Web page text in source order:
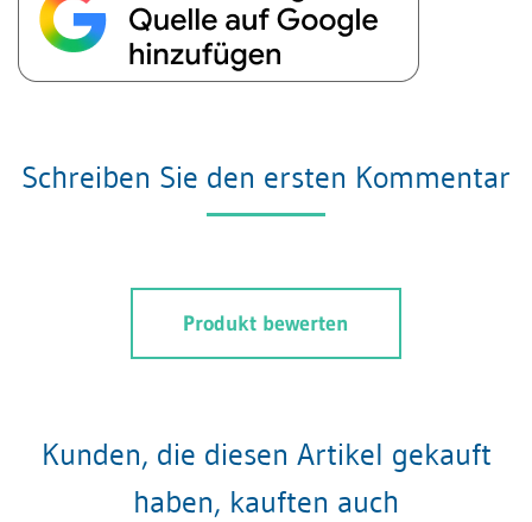
Schreiben Sie den ersten Kommentar
Produkt bewerten
Kunden, die diesen Artikel gekauft
haben, kauften auch